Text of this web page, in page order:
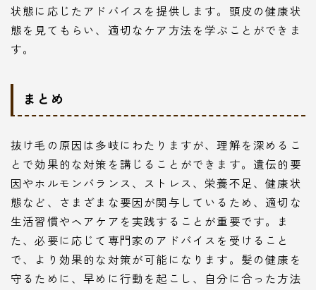
状態に応じたアドバイスを提供します。頭皮の健康状
態を見てもらい、適切なケア方法を学ぶことができま
す。
まとめ
抜け毛の原因は多岐にわたりますが、理解を深めるこ
とで効果的な対策を講じることができます。遺伝的要
因やホルモンバランス、ストレス、栄養不足、健康状
態など、さまざまな要因が関与しているため、適切な
生活習慣やヘアケアを実践することが重要です。ま
た、必要に応じて専門家のアドバイスを受けること
で、より効果的な対策が可能になります。髪の健康を
守るために、早めに行動を起こし、自分に合った方法